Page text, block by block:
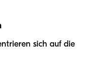
sich auf die